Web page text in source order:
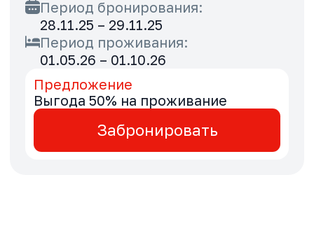
Предложение
Выгода 50% на проживание
Забронировать